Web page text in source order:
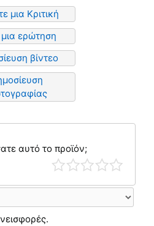
μια Κριτική
ερώτηση
βίντεο
αυτό το προϊόν;